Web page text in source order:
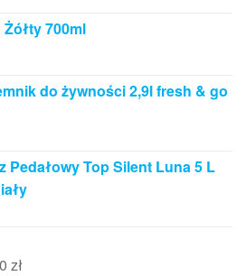
700ml
do żywności 2,9l fresh & go
Pedałowy Top Silent Luna 5 L
zł